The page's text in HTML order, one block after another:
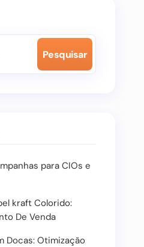
Pesquisar
para CIOs e
kraft Colorido:
De Venda
Docas: Otimização